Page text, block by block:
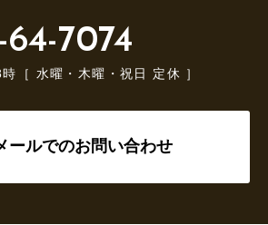
7074
［ 水曜・木曜・祝日 定休 ］
ールでのお問い合わせ